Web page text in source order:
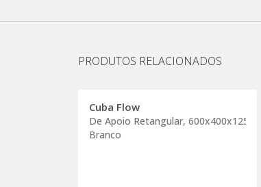
transforma o espaço e valoriza
tranquilidade e inspiração.
PRODUTOS RELACIONADOS
Cuba Flow
De Apoio Retangular, 600x400x125mm
Branco